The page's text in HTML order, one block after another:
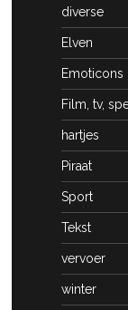
diverse
Elven
Emoticons
Film, tv,
hartjes
Piraat
Sport
Tekst
vervoer
winter